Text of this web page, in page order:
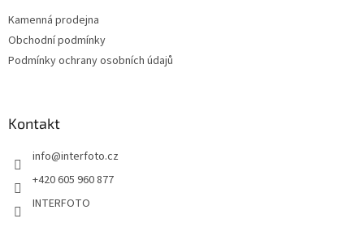
Kamenná prodejna
Obchodní podmínky
Podmínky ochrany osobních údajů
Kontakt
info@interfoto.cz
+420 605 960 877
INTERFOTO